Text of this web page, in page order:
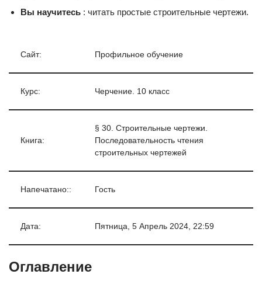
Вы научитесь : читать простые строительные чертежи.
Сайт: Профильное обучение
Курс: Черчение. 10 класс
Книга:
§ 30. Строительные чертежи.
Последовательность чтения
строительных чертежей
Напечатано:: Гость
Дата: Пятница, 5 Апрель 2024, 22:59
Оглавление